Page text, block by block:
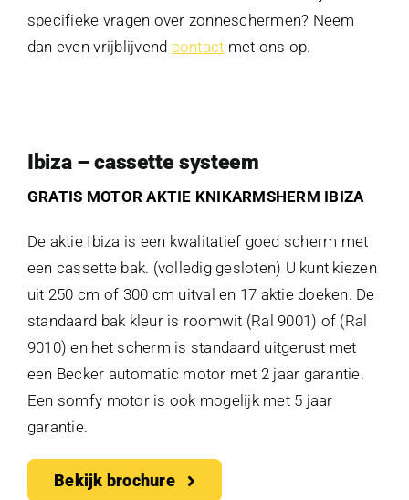
specifieke vragen over zonneschermen? Neem
dan even vrijblijvend contact met ons op.
Ibiza – cassette systeem
GRATIS MOTOR AKTIE KNIKARMSHERM IBIZA
De aktie Ibiza is een kwalitatief goed scherm met
een cassette bak. (volledig gesloten) U kunt kiezen
uit 250 cm of 300 cm uitval en 17 aktie doeken. De
standaard bak kleur is roomwit (Ral 9001) of (Ral
9010) en het scherm is standaard uitgerust met
een Becker automatic motor met 2 jaar garantie.
Een somfy motor is ook mogelijk met 5 jaar
garantie.
Bekijk brochure